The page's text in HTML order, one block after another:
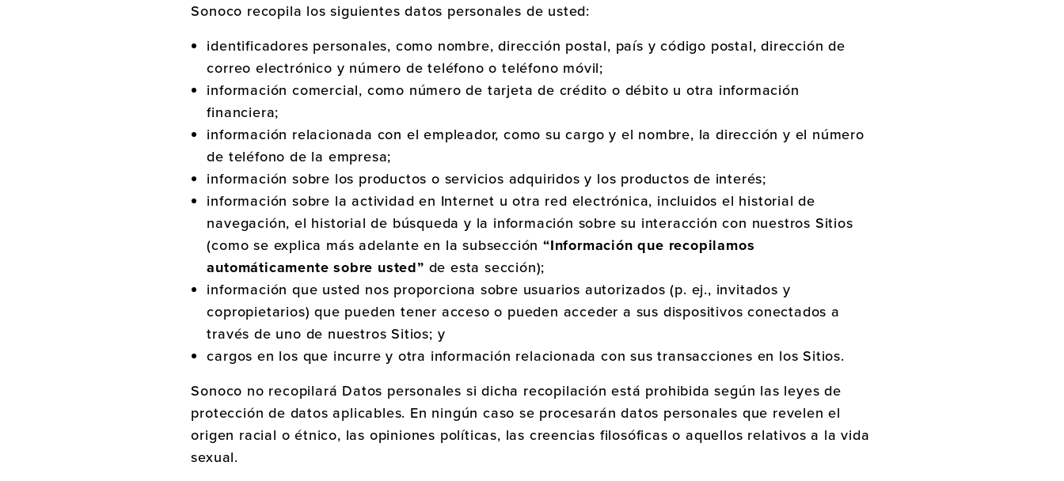
Sonoco recopila los siguientes datos personales de usted:
identificadores personales, como nombre, dirección postal, país y código postal, dirección de
correo electrónico y número de teléfono o teléfono móvil;
información comercial, como número de tarjeta de crédito o débito u otra información
financiera;
información relacionada con el empleador, como su cargo y el nombre, la dirección y el número
de teléfono de la empresa;
información sobre los productos o servicios adquiridos y los productos de interés;
información sobre la actividad en Internet u otra red electrónica, incluidos el historial de
navegación, el historial de búsqueda y la información sobre su interacción con nuestros Sitios
(como se explica más adelante en la subsección “Información que recopilamos
automáticamente sobre usted” de esta sección);
información que usted nos proporciona sobre usuarios autorizados (p. ej., invitados y
copropietarios) que pueden tener acceso o pueden acceder a sus dispositivos conectados a
través de uno de nuestros Sitios; y
cargos en los que incurre y otra información relacionada con sus transacciones en los Sitios.
Sonoco no recopilará Datos personales si dicha recopilación está prohibida según las leyes de
protección de datos aplicables. En ningún caso se procesarán datos personales que revelen el
origen racial o étnico, las opiniones políticas, las creencias filosóficas o aquellos relativos a la vida
sexual.